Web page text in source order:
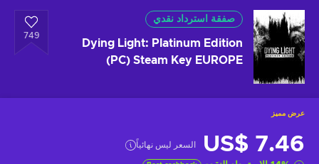
صفقة استرداد نقدي
Dying Light: Platinum Edition
(PC) Steam Key EUROPE
749
عرض مميز
US$ 7.46 السعر ليس نهائياً